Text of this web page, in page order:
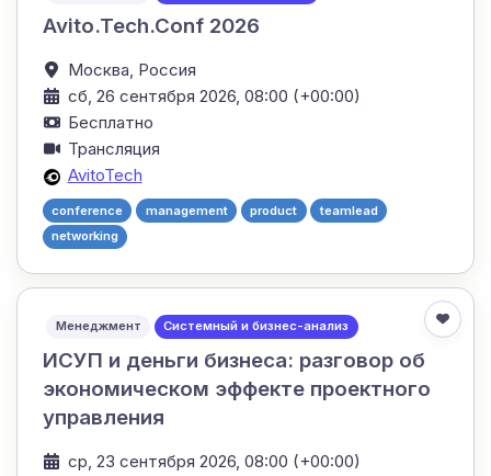
Avito.Tech.Conf 2026
Москва, Россия
сб, 26 сентября 2026, 08:00 (+00:00)
Бесплатно
Трансляция
AvitoTech
conference management product
teamlead
networking
Менеджмент Системный и бизнес-анализ
ИСУП и деньги бизнеса: разговор об
экономическом эффекте проектного
управления
ср, 23 сентября 2026, 08:00 (+00:00)